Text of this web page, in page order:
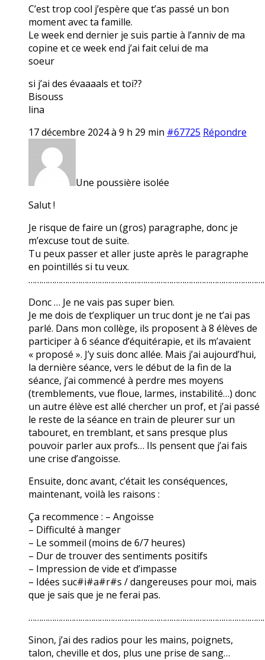
C’est trop cool j’espère que t’as passé un bon
moment avec ta famille.
Le week end dernier je suis partie à l’anniv de ma
copine et ce week end j’ai fait celui de ma
soeur
si j’ai des évaaaals et toi??
Bisouss
lina
17 décembre 2024 à 9 h 29 min #67725 Répondre
Une poussière isolée
Salut !
Je risque de faire un (gros) paragraphe, donc je
m’excuse tout de suite.
Tu peux passer et aller juste après le paragraphe
en pointillés si tu veux.
Donc … Je ne vais pas super bien.
Je me dois de t’expliquer un truc dont je ne t’ai pas
parlé. Dans mon collège, ils proposent à 8 élèves de
participer à 6 séance d’équitérapie, et ils m’avaient
« proposé ». J’y suis donc allée. Mais j’ai aujourd’hui,
la dernière séance, vers le début de la fin de la
séance, j’ai commencé à perdre mes moyens
(tremblements, vue floue, larmes, instabilité…) donc
un autre élève est allé chercher un prof, et j’ai passé
le reste de la séance en train de pleurer sur un
tabouret, en tremblant, et sans presque plus
pouvoir parler aux profs… Ils pensent que j’ai fais
une crise d’angoisse.
Ensuite, donc avant, c’était les conséquences,
maintenant, voilà les raisons :
Ça recommence : – Angoisse
– Difficulté à manger
– Le sommeil (moins de 6/7 heures)
– Dur de trouver des sentiments positifs
– Impression de vide et d’impasse
– Idées suc#i#a#r#s / dangereuses pour moi, mais
que je sais que je ne ferai pas.
Sinon, j’ai des radios pour les mains, poignets,
talon, cheville et dos, plus une prise de sang…